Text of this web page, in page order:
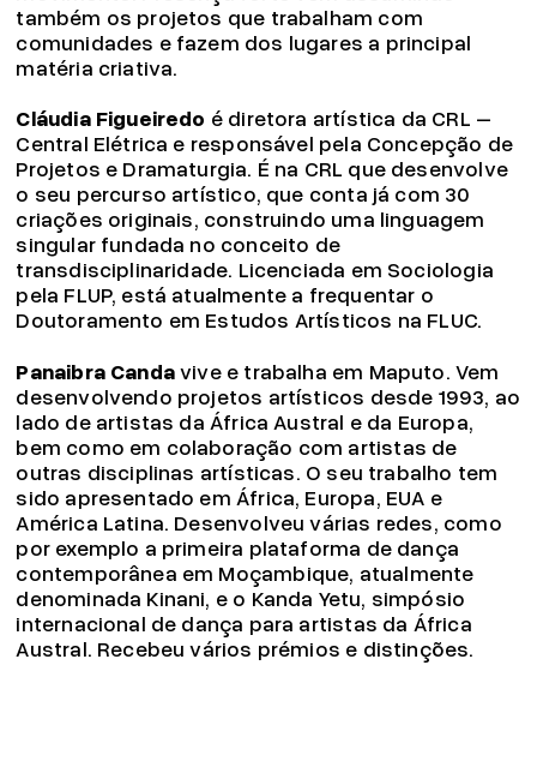
também os projetos que trabalham com
comunidades e fazem dos lugares a principal
matéria criativa.
Cláudia Figueiredo é diretora artística da CRL –
Central Elétrica e responsável pela Concepção de
Projetos e Dramaturgia. É na CRL que desenvolve
o seu percurso artístico, que conta já com 30
criações originais, construindo uma linguagem
singular fundada no conceito de
transdisciplinaridade. Licenciada em Sociologia
pela FLUP, está atualmente a frequentar o
Doutoramento em Estudos Artísticos na FLUC.
Panaibra Candavive e trabalha em Maputo. Vem
desenvolvendo projetos artísticos desde 1993, ao
lado de artistas da África Austral e da Europa,
bem como em colaboração com artistas de
outras disciplinas artísticas. O seu trabalho tem
sido apresentado em África, Europa, EUA e
América Latina. Desenvolveu várias redes, como
por exemplo a primeira plataforma de dança
contemporânea em Moçambique, atualmente
denominada Kinani, e o Kanda Yetu, simpósio
internacional de dança para artistas da África
Austral. Recebeu vários prémios e distinções.